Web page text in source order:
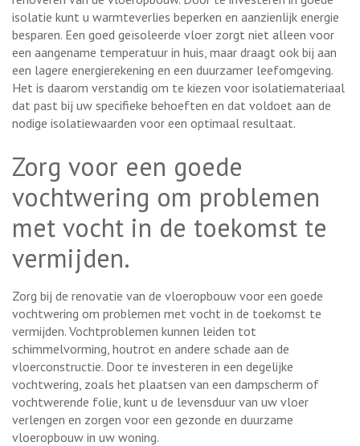
isolatie kunt u warmteverlies beperken en aanzienlijk energie
besparen. Een goed geïsoleerde vloer zorgt niet alleen voor
een aangename temperatuur in huis, maar draagt ook bij aan
een lagere energierekening en een duurzamer leefomgeving.
Het is daarom verstandig om te kiezen voor isolatiemateriaal
dat past bij uw specifieke behoeften en dat voldoet aan de
nodige isolatiewaarden voor een optimaal resultaat.
Zorg voor een goede
vochtwering om problemen
met vocht in de toekomst te
vermijden.
Zorg bij de renovatie van de vloeropbouw voor een goede
vochtwering om problemen met vocht in de toekomst te
vermijden. Vochtproblemen kunnen leiden tot
schimmelvorming, houtrot en andere schade aan de
vloerconstructie. Door te investeren in een degelijke
vochtwering, zoals het plaatsen van een dampscherm of
vochtwerende folie, kunt u de levensduur van uw vloer
verlengen en zorgen voor een gezonde en duurzame
vloeropbouw in uw woning.